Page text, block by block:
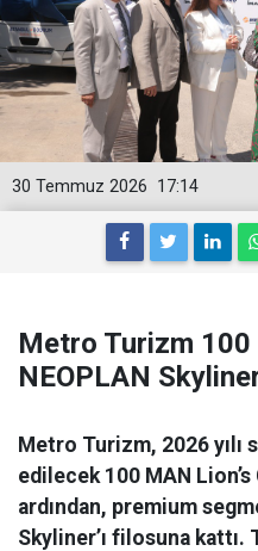
17:14
30 Temmuz 2026
Metro Turizm 100
NEOPLAN
Metro Turizm, 2026 yılı
edilecek 100 MAN
ardından, premium
Skyliner’ı filosuna kattı.